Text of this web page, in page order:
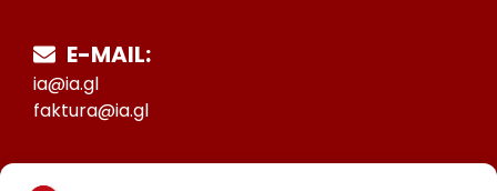
E-MAIL:
ia@ia.gl
faktura@ia.gl